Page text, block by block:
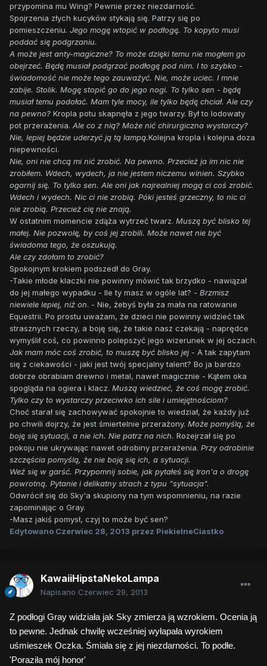
przypomina mu Wing? Pewnie przez niezdarność.
Spojrzenia złych kucyków stykają się. Patrzy się po
pomieszczeniu. Jego mogę wtopić w podłogę. To kopyto musi
poddać się podgrzaniu.
A może jest anty-magiczne? To może dzięki temu nie mogłem go
obejrzeć. Będę musiał podgrzać podłogę pod nim. I to szybko -
świadomość nie może tego zauważyć. Nie, może uciec. I mnie
zabije. Stolik. Mogę stopić go do jego nogi. To tylko sen - będę
musiał temu podołać. Mam tyle mocy, ile tylko będę chciał. Ale czy
na pewno? Kropla potu skapnęła z jego twarzy. Był to lodowaty
pot przerażenia. Ale co z nią? Może nić chirurgiczna wystarczy?
Nie, lepiej będzie uderzyć ją tą lampą.Kolejna kropla i kolejna doza
niepewności.
Nie, oni nie chcą mi nić zrobić. Na pewno. Przecież ja im nic nie
zrobiłem. Wdech, wydech, ja nie jestem niczemu winien. Szybko
ogarnij się. To tylko sen. Ale oni jak najrealniej mogą ci coś zrobić.
Wdech i wydech. Nic ci nie zrobią. Póki jesteś grzeczny, to nic ci
nie zrobią. Przecież cię nie znają.
W ostatnim momencie zdąża wytrzeć twarz. Muszę być blisko tej
małej. Nie pozwolę, by coś jej zrobili. Może nawet nie być
świadoma tego, że oszukują.
Ale czy zdołam to zrobić?
Spokojnym krokiem podszedł do Gray.
-Takie młode klaczki nie powinny mówić tak brzydko - nawiązał
do jej małego wypadku - Ile ty masz w ogóle lat? - Brzmisz
niewiele lepiej, niż on. - Nie, żebyś była za mała na ratowanie
Equestrii. Po prostu uważam, że dzieci nie powinny widzieć tak
strasznych rzeczy, a boję się, że takie nasz czekają - naprędce
wymyślił coś, co powinno polepszyć jego wizerunek w jej oczach.
Jak mam móc coś zrobić, to muszę być blisko jej - A tak zapytam
się z ciekawości - jaki jest twój specjalny talent? Bo ja bardzo
dobrze obrabiam drewno i metal, nawet magicznie - Kątem oka
spogląda na ogiera i klacz. Muszą wiedzieć, że coś mogę zrobić.
Tylko czy to wystarczy przeciwko ich sile i umiejętnościom?
Choć starał się zachowywać spokojnie to wiedział, że każdy już
po chwili dojrzy, że jest śmiertelnie przerażony. Może pomyślą, że
boję się sytuacji, a nie ich. Nie patrz na nich. Rozejrzał się po
pokoju nie ukrywając nawet odrobiny przerażenia. Przy odrobinie
szczęścia pomyślą, że nie boję się ich, a sytuacji.
Weź się w garść. Przypomnij sobie, jak pytałeś się Iron'a o drogę
powrotną. Pytanie i delikatny strach z typu "sytuacja".
Odwrócił się do Sky'a skupiony na tym wspomnieniu, na razie
zapominając o Gray.
-Masz jakiś pomysł, czyj to może być sen?
Edytowano Czerwiec 28, 2013 przez PiekielneCiastko
KawaiiHipstaNekoLampa
Napisano Czerwiec 29, 2013
Z podłogi Gray widziała jak Sky zmierza ją wzrokiem. Ocenia ją
to pewne. Jednak chwilę wcześniej wyłapała wyrokiem
uśmieszek Oczka. Śmiała się z jej niezdarności. To podłe.
'Poraziła mój honor'